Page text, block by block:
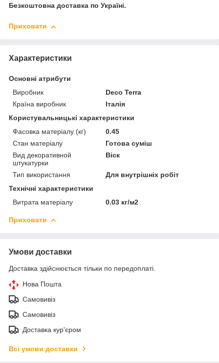
Безкоштовна доставка по Україні.
Приховати
Характеристики
Основні атрибути
Виробник
Deco Terra
Країна виробник
Італія
Користувальницькі характеристики
Фасовка матеріалу (кг)
0.45
Стан матеріалу
Готова суміш
Вид декоративной
штукатурки
Віск
Тип використання
Для внутрішніх робіт
Технічні характеристики
Витрата матеріалу
0.03 кг/м2
Приховати
Умови доставки
Доставка здійснюється тільки по передоплаті.
Нова Пошта
Самовивіз
Самовивіз
Доставка кур'єром
Всі умови доставки